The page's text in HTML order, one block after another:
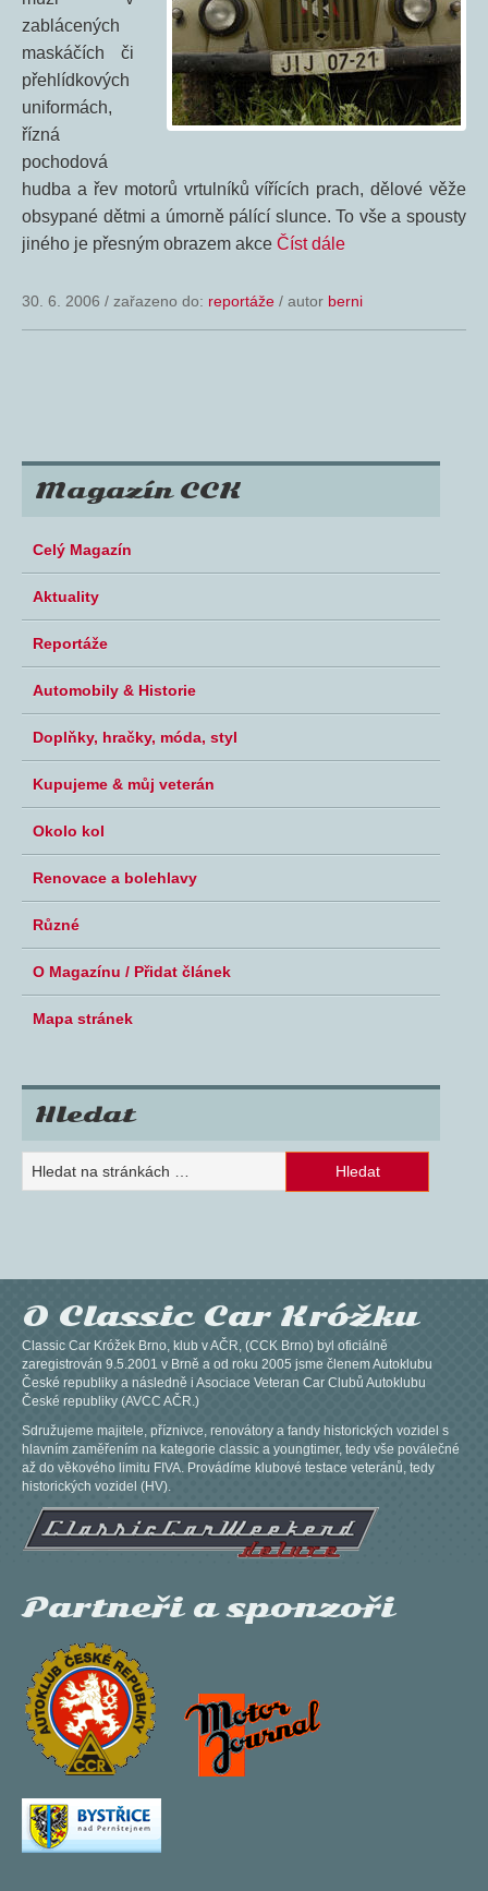
zablácených
maskáčích či
přehlídkových
uniformách,
řízná
pochodová
hudba a řev motorů vrtulníků vířících prach, dělové věže
obsypané dětmi a úmorně pálící slunce. To vše a spousty
jiného je přesným obrazem akce Číst dále
30. 6. 2006 / zařazeno do: reportáže / autor berni
Magazín CCK
Celý Magazín
Aktuality
Reportáže
Automobily & Historie
Doplňky, hračky, móda, styl
Kupujeme & můj veterán
Okolo kol
Renovace a bolehlavy
Různé
O Magazínu / Přidat článek
Mapa stránek
Hledat
O Classic Car Króžku
Classic Car Króžek Brno, klub v AČR, (CCK Brno) byl oficiálně
zaregistrován 9.5.2001 v Brně a od roku 2005 jsme členem Autoklubu
České republiky a následně i Asociace Veteran Car Clubů Autoklubu
České republiky (AVCC AČR.)
Sdružujeme majitele, příznivce, renovátory a fandy historických vozidel s
hlavním zaměřením na kategorie classic a youngtimer, tedy vše poválečné
až do věkového limitu FIVA. Provádíme klubové testace veteránů, tedy
historických vozidel (HV).
Partneři a sponzoři